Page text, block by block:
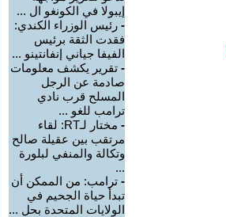
إيبولا في الكونغو ال ...
- رئيس الوزراء الكندي:
فقدت الثقة برئيس
الفيفا جياني إنفانتينو ...
- تقرير يكشف معلومات
صادمة عن الرجل
المسلح قرب نادي
ترامب للغو ...
-
مختار لـRT: لقاء
مرتقب بين عقيلة صالح
وتكالة والمنفي لبلورة
...
- ترامب: من الممكن أن
تبدأ حياة الجحيم في
الولايات المتحدة بحل ...